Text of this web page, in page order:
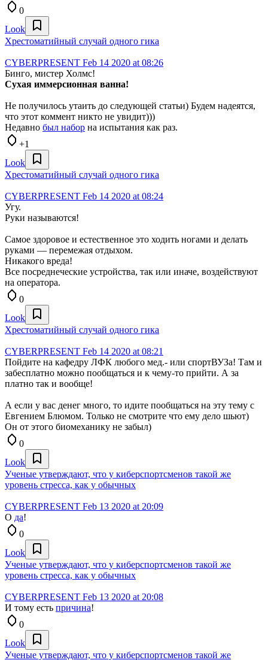
0
Look
Хрестоматийный случай одного гика
CYBERPRESENT Feb 14 2020 at 08:26
Бинго, мистер Холмс!
Сухая иммерсионная ванна!
Не получилось утаить до следующей статьи) Будем надеятся,
что этот коммент никто не увидит)))
Недавно был набор на испытания как раз.
+1
Look
Хрестоматийный случай одного гика
CYBERPRESENT Feb 14 2020 at 08:24
Угу.
Руки называются!
Самое здоровое и естественное это ходить ногами и делать
руками — перемежая отдыхом.
Никакого вреда!
Все посреднеческие устройства, так или иначе, воздействуют
на оператора.
0
Look
Хрестоматийный случай одного гика
CYBERPRESENT Feb 14 2020 at 08:21
Пойдите на кафедру ЛФК любого мед.- или спортВУЗа! Там и
забесплатно можно пообщаться и к чему-то прийти. А за
платно так и вообще!
А если у вас денег много, то идите пообщаться на эту тему с
Евгением Блюмом. Только не смотрите что ему дело шьют)
Он от этого биомеханику не забыл)
0
Look
Ученые утверждают, что у киберспортсменов такой же
уровень стресса, как у обычных
CYBERPRESENT Feb 13 2020 at 20:09
О да!
0
Look
Ученые утверждают, что у киберспортсменов такой же
уровень стресса, как у обычных
CYBERPRESENT Feb 13 2020 at 20:08
И тому есть причина!
0
Look
Ученые утверждают, что у киберспортсменов такой же